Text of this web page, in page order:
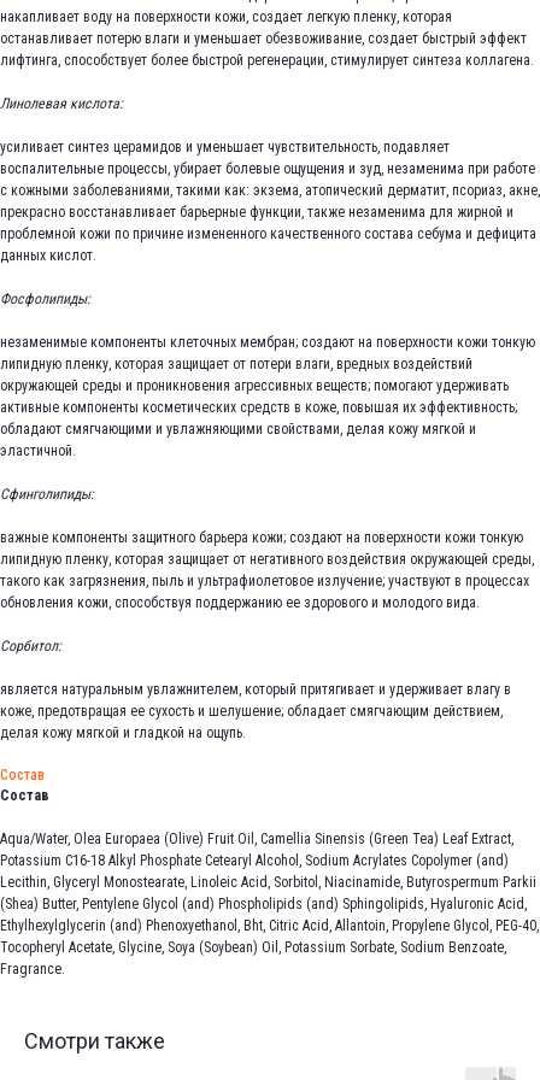
накапливает воду на поверхности кожи, создает легкую пленку, которая
останавливает потерю влаги и уменьшает обезвоживание, создает быстрый эффект
лифтинга, способствует более быстрой регенерации, стимулирует синтеза коллагена.
Линолевая кислота:
усиливает синтез церамидов и уменьшает чувствительность, подавляет
воспалительные процессы, убирает болевые ощущения и зуд, незаменима при работе
с кожными заболеваниями, такими как: экзема, атопический дерматит, псориаз, акне,
прекрасно восстанавливает барьерные функции, также незаменима для жирной и
проблемной кожи по причине измененного качественного состава себума и дефицита
данных кислот.
Фосфолипиды:
незаменимые компоненты клеточных мембран; создают на поверхности кожи тонкую
липидную пленку, которая защищает от потери влаги, вредных воздействий
окружающей среды и проникновения агрессивных веществ; помогают удерживать
активные компоненты косметических средств в коже, повышая их эффективность;
обладают смягчающими и увлажняющими свойствами, делая кожу мягкой и
эластичной.
Сфинголипиды:
важные компоненты защитного барьера кожи; создают на поверхности кожи тонкую
липидную пленку, которая защищает от негативного воздействия окружающей среды,
такого как загрязнения, пыль и ультрафиолетовое излучение; участвуют в процессах
обновления кожи, способствуя поддержанию ее здорового и молодого вида.
Сорбитол:
является натуральным увлажнителем, который притягивает и удерживает влагу в
коже, предотвращая ее сухость и шелушение; обладает смягчающим действием,
делая кожу мягкой и гладкой на ощупь.
Состав
Состав
Aqua/Water, Olea Europaea (Olive) Fruit Oil, Camellia Sinensis (Green Tea) Leaf Extract,
Potassium C16-18 Alkyl Phosphate Cetearyl Alcohol, Sodium Acrylates Copolymer (and)
Lecithin, Glyceryl Monostearate, Linoleic Acid, Sorbitol, Niacinamide, Butyrospermum Parkii
(Shea) Butter, Pentylene Glycol (and) Phospholipids (and) Sphingolipids, Hyaluronic Acid,
Ethylhexylglycerin (and) Phenoxyethanol, Bht, Citric Acid, Allantoin, Propylene Glycol, PEG-40,
Tocopheryl Acetate, Glycine, Soya (Soybean) Oil, Potassium Sorbate, Sodium Benzoate,
Fragrance.
Смотри также